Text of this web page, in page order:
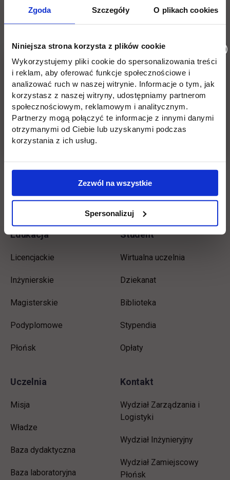
Zgoda Szczegóły O plikach cookies
Niniejsza strona korzysta z plików cookie
Wykorzystujemy pliki cookie do spersonalizowania treści
i reklam, aby oferować funkcje społecznościowe i
analizować ruch w naszej witrynie. Informacje o tym, jak
korzystasz z naszej witryny, udostępniamy partnerom
społecznościowym, reklamowym i analitycznym.
Partnerzy mogą połączyć te informacje z innymi danymi
otrzymanymi od Ciebie lub uzyskanymi podczas
korzystania z ich usług.
Zezwól na wszystkie
Spersonalizuj
Justyna Żylińska oraz Dyrektor Liceum Nina
Profil edukacyjny Liceum Ogólnokształcącego
nr I im. Marii Curie-Skłodowskiej w Makowie
Mazowieckim skupia się na przedmiotach
ścisłych, przyrodniczych i humanistycznych.
Strona internetowa LO nr 1 w Makowie
Mazowieckim:https://lo-curie.pl/
Pomiń
Informacje w stopce
Edukacja
Licencjackie
Inżynierskie
Magisterskie
Podyplomowe
Płońsk
Student
Wirtualna uczelnia
Dziekanat
Biblioteka
Stypendia
Opłaty
Uczelnia
Misja
Władze
Baza dydaktyczna
Baza laboratoryjna
Kontakt
Wydział Zarządzania i
Logistyki
Wydział Inżynieryjny
Wydział Zamiejscowy
Płońsk